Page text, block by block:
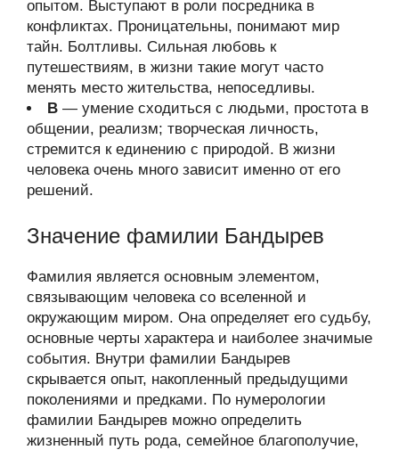
опытом. Выступают в роли посредника в
конфликтах. Проницательны, понимают мир
тайн. Болтливы. Сильная любовь к
путешествиям, в жизни такие могут часто
менять место жительства, непоседливы.
В — умение сходиться с людьми, простота в
общении, реализм; творческая личность,
стремится к единению с природой. В жизни
человека очень много зависит именно от его
решений.
Значение фамилии Бандырев
Фамилия является основным элементом,
связывающим человека со вселенной и
окружающим миром. Она определяет его судьбу,
основные черты характера и наиболее значимые
события. Внутри фамилии Бандырев
скрывается опыт, накопленный предыдущими
поколениями и предками. По нумерологии
фамилии Бандырев можно определить
жизненный путь рода, семейное благополучие,